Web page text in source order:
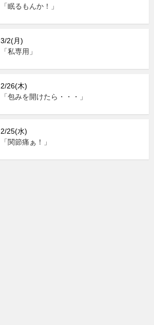
「眠るもんか！」
3/2(月)
「私専用」
2/26(木)
「包みを開けたら・・・」
2/25(水)
「関節痛ぁ！」